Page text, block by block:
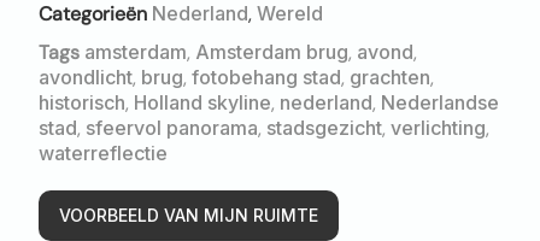
Categorieën Nederland, Wereld
Tags amsterdam, Amsterdam brug, avond,
avondlicht, brug, fotobehang stad, grachten,
historisch, Holland skyline, nederland, Nederlandse
stad, sfeervol panorama, stadsgezicht, verlichting,
waterreflectie
VOORBEELD VAN MIJN RUIMTE